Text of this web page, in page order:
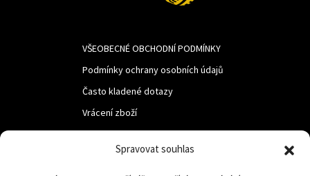
Spravovat souhlas
VŠEOBECNÉ OBCHODNÍ PODMÍNKY
Podmínky ochrany osobních údajů
Často kladené dotazy
Vrácení zboží
LUF s.r.o.